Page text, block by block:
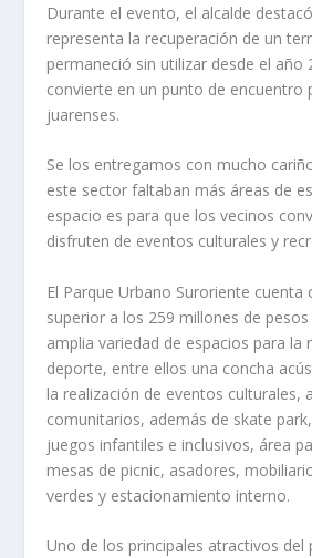
Durante el evento, el alcalde
representa la recuperación de un
permaneció sin utilizar desde el año
convierte en un punto de encuentro
juarenses.
Se los entregamos con mucho
este sector faltaban más áreas de
espacio es para que los vecinos
disfruten de eventos culturales y
El Parque Urbano Suroriente cuenta
superior a los 259 millones de
amplia variedad de espacios para la
deporte, entre ellos una concha
la realización de eventos culturales,
comunitarios, además de skate
juegos infantiles e inclusivos, área
mesas de picnic, asadores,
verdes y estacionamiento interno.
Uno de los principales atractivos del